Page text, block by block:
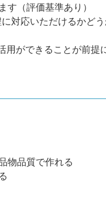
（評価基準あり）
対応いただけるかど
ができることが前提
物品質で作れる